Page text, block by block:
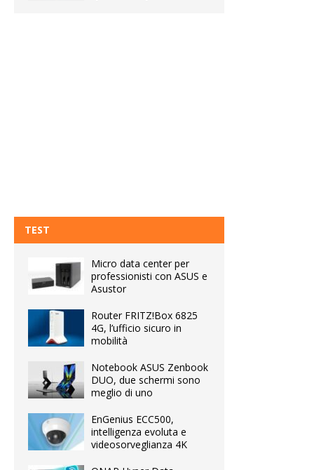
TEST
Micro data center per
professionisti con ASUS e
Asustor
Router FRITZ!Box 6825
4G, l’ufficio sicuro in
mobilità
Notebook ASUS Zenbook
DUO, due schermi sono
meglio di uno
EnGenius ECC500,
intelligenza evoluta e
videosorveglianza 4K